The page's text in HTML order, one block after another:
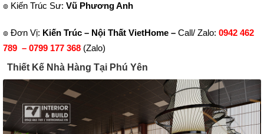
๏ Kiến Trúc Sư: Vũ Phương Anh
๏ Đơn Vị: Kiến Trúc – Nội Thất VietHome – Call/ Zalo: 0942 462
789 – 0799 177 368 (Zalo)
Thiết Kế Nhà Hàng Tại Phú Yên